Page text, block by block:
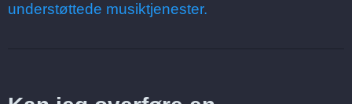
understøttede musiktjenester.